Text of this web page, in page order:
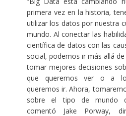
primera vez en la historia,
utilizar los datos por nuestra
mundo. Al conectar las
científica de datos con las
social, podemos ir más allá
tomar mejores decisiones
que queremos ver o a
queremos ir. Ahora,
sobre el tipo de mundo
comentó Jake Porway,